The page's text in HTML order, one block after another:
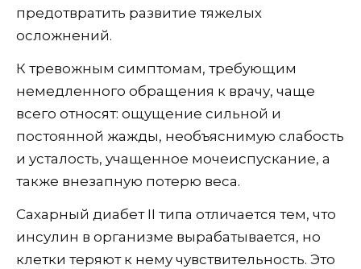
предотвратить развитие тяжелых
осложнений.
К тревожным симптомам, требующим
немедленного обращения к врачу, чаще
всего относят: ощущение сильной и
постоянной жажды, необъяснимую слабость
и усталость, учащенное мочеиспускание, а
также внезапную потерю веса.
Сахарный диабет II типа отличается тем, что
инсулин в организме вырабатывается, но
клетки теряют к нему чувствительность. Это